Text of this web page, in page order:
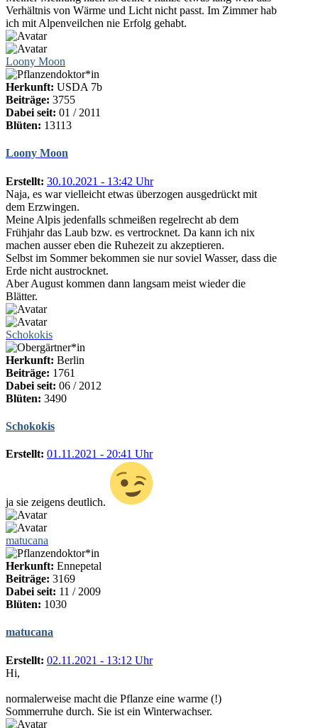
Verhältnis von Wärme und Licht nicht passt. Im Zimmer hab
ich mit Alpenveilchen nie Erfolg gehabt.
Loony Moon
Herkunft: USDA 7b
Beiträge: 3755
Dabei seit: 01 / 2011
Blüten: 13113
Loony Moon
Erstellt: 30.10.2021 - 13:42 Uhr
Naja, es war vielleicht etwas überzogen ausgedrückt mit
dem Erzwingen.
Meine Alpis jedenfalls schmeißen regelrecht ab dem
Frühjahr das Laub bzw. es vertrocknet. Da kann ich nix
machen ausser eben die Ruhezeit zu akzeptieren.
Selbst im Sommer bekommen sie nur soviel Wasser, dass die
Erde nicht austrocknet.
Aber August kommen dann langsam meist wieder die
Blätter.
Schokokis
Herkunft: Berlin
Beiträge: 1761
Dabei seit: 06 / 2012
Blüten: 3490
Schokokis
Erstellt: 01.11.2021 - 20:41 Uhr
ja sie zeigens deutlich.
matucana
Herkunft: Ennepetal
Beiträge: 3169
Dabei seit: 11 / 2009
Blüten: 1030
matucana
Erstellt: 02.11.2021 - 13:12 Uhr
Hi,
normalerweise macht die Pflanze eine warme (!)
Sommerruhe durch. Sie ist ein Winterwachser.